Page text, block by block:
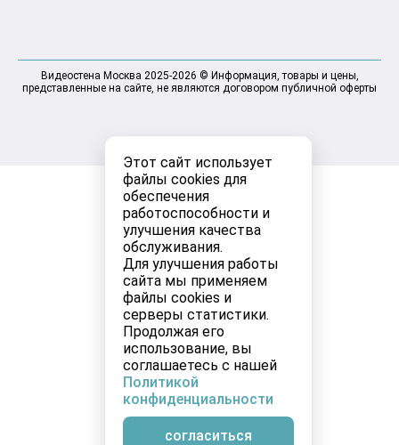
Этот сайт использует
файлы cookies для
обеспечения
работоспособности и
улучшения качества
обслуживания.
Для улучшения работы
сайта мы применяем
файлы cookies и
серверы статистики.
Продолжая его
использование, вы
соглашаетесь с нашей
Политикой
конфиденциальности
согласиться
Видеостена Москва 2025-2026 © Информация, товары и цены,
представленные на сайте, не являются договором публичной оферты